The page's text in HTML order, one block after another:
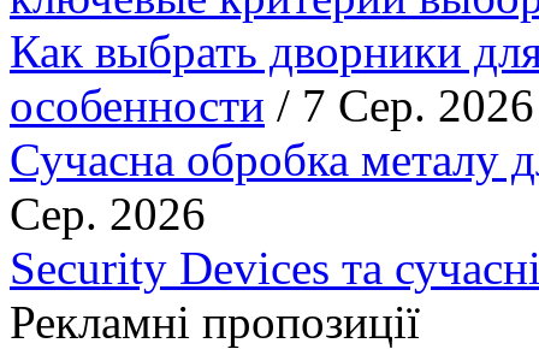
Как выбрать дворники
особенности / 7 Сер. 2026
Сучасна обробка металу
Сер. 2026
Security Devices та
Рекламні пропозиції